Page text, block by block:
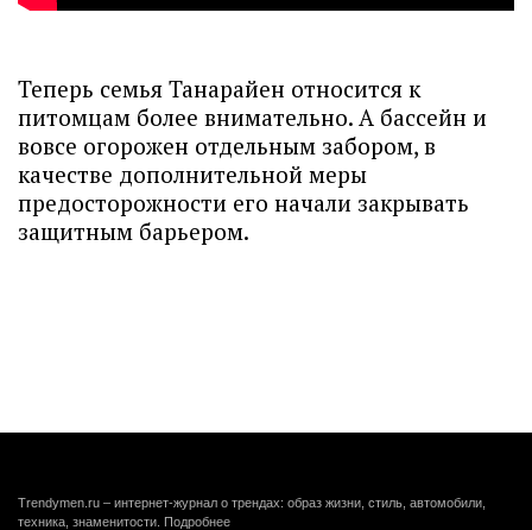
Теперь семья Танарайен относится к
питомцам более внимательно. А бассейн и
вовсе огорожен отдельным забором, в
качестве дополнительной меры
предосторожности его начали закрывать
защитным барьером.
Trendymen.ru – интернет-журнал о трендах: образ жизни, стиль, автомобили,
техника, знаменитости. Подробнее